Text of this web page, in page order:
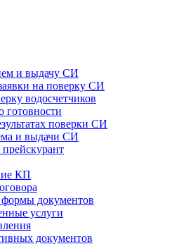
и выдачу СИ
на поверку СИ
водосчетчиков
поверки СИ
и выдачи СИ
КП
документов
услуги
документов